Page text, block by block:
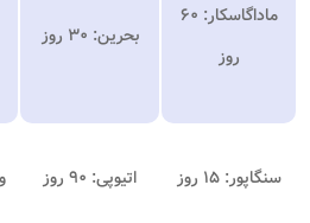
ماداگاسکار: ۶۰
روز
بحرین: ۳۰ روز
سنگاپور: ۱۵ روز اتیوپی: ۹۰ روز